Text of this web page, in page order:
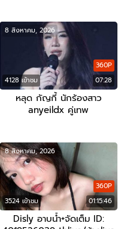
4128 เข้าชม 07:28
360P
8 สิงหาคม, 2026
หลุด กัญกี้ นักร้องสาว
anyeildx คู่เทพ
3524 เข้าชม 01:15:46
360P
8 สิงหาคม, 2026
Disly อาบน้ำ+จัดเต็ม ID: